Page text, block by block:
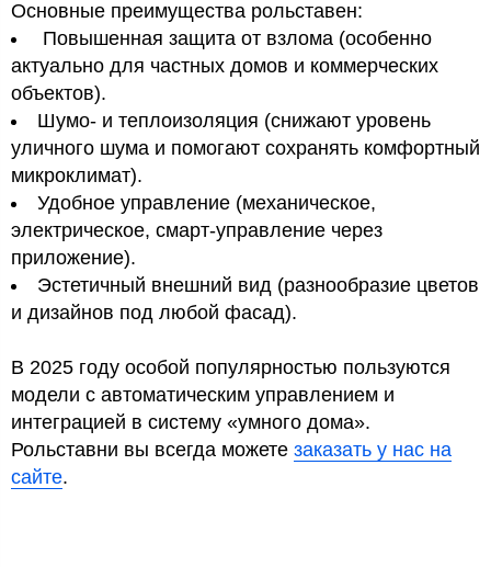
Основные преимущества рольставен:
Повышенная защита от взлома (особенно
актуально для частных домов и коммерческих
объектов).
Шумо- и теплоизоляция (снижают уровень
уличного шума и помогают сохранять комфортный
микроклимат).
Удобное управление (механическое,
электрическое, смарт-управление через
приложение).
Эстетичный внешний вид (разнообразие цветов
и дизайнов под любой фасад).
В 2025 году особой популярностью пользуются
модели с автоматическим управлением и
интеграцией в систему «умного дома».
Рольставни вы всегда можете заказать у нас на
сайте.